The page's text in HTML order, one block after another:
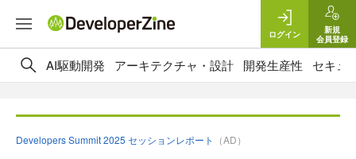
ログイン
新規
会員登録
AI駆動開発 アーキテクチャ・設計 開発生産性 セキュ
Developers Summit 2025 セッションレポート （AD）